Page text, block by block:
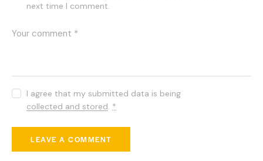
next time I comment.
I agree that my submitted data is being
collected and stored. *